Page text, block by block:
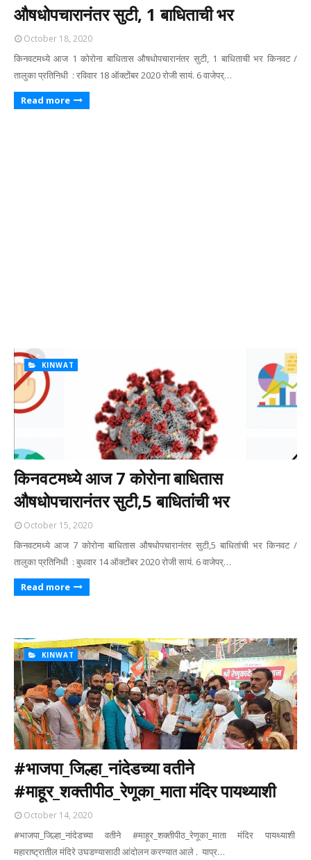
औषधोपचारानंतर सुटी, 1 बाधिताची भर
October 18, 2020
किनवटमध्ये आज 1 कोरोना बाधितास औषधोपचारानंतर सुटी, 1 बाधिताची भर किनवट /
तालुका प्रतिनिधी : रविवार 18 ऑक्टोंबर 2020 रोजी सायं. 6 वाजेपर्…
Read more
KINWAT
किनवटमध्ये आज 7 कोरोना बाधितास
औषधोपचारानंतर सुटी,5 बाधितांची भर
October 15, 2020
किनवटमध्ये आज 7 कोरोना बाधितास औषधोपचारानंतर सुटी,5 बाधितांची भर किनवट /
तालुका प्रतिनिधी : बुधवार 14 ऑक्टोंबर 2020 रोजी सायं. 6 वाजेपर्…
Read more
KINWAT
#भाजपा_जिल्हा_नांदेडच्या वतीने
#माहूर_शक्तीपीठ_रेणूका_माता मंदिर पायथ्याशी
October 14, 2020
#भाजपा_जिल्हा_नांदेडच्या वतीने #माहूर_शक्तीपीठ_रेणूका_माता मंदिर पायथ्याशी
महाराष्ट्रातील मंदिरे उघडण्यासाठी आंदोलन करण्यात आले . याप्र…